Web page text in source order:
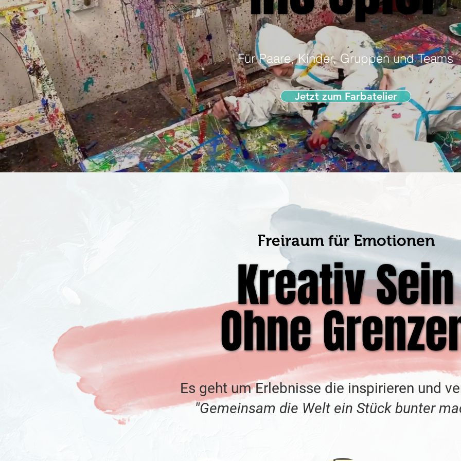
Für Paare, Kinder, Gruppen und Teams
Jetzt zum Farbatelier
Freiraum für Emotionen
Kreativ Sein
Ohne
Kreativ Sein
Ohne
Es geht um Erlebnisse die inspirieren und
''Gemeinsam die Welt ein Stück bunter